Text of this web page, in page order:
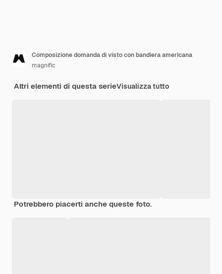
Composizione domanda di visto con bandiera americana
magnific
Altri elementi di questa serieVisualizza tutto
Potrebbero piacerti anche queste foto.